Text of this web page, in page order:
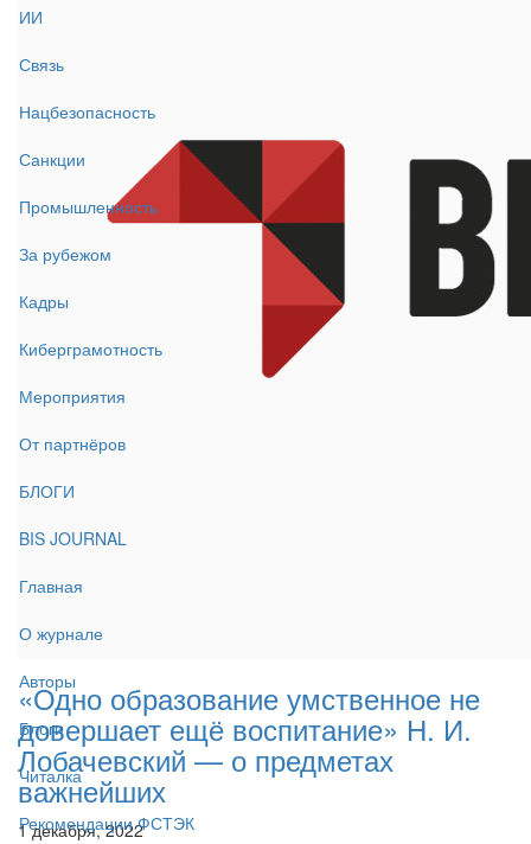
ИИ
Связь
Нацбезопасность
Санкции
Промышленность
За рубежом
Кадры
Киберграмотность
Мероприятия
От партнёров
БЛОГИ
BIS JOURNAL
Главная
О журнале
Авторы
Блоги
Читалка
Рекомендации ФСТЭК
«Одно образование умственное не
довершает ещё воспитание» Н. И.
Лобачевский — о предметах
важнейших
1 декабря, 2022